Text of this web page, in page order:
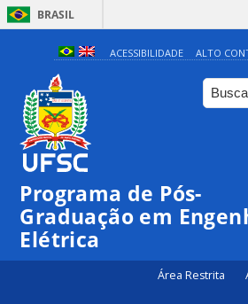
BRASIL
ACESSIBILIDADE ALTO
Programa de Pós-
Graduação em
Elétrica
Área Restrita